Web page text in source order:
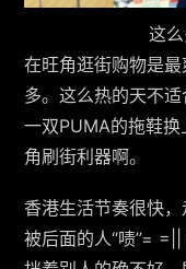
这么
在旺角逛街购物是
多。这么热的天不
一双PUMA的拖鞋
角刷街利器啊。
香港生活节奏很快
被后面的人“啧”=